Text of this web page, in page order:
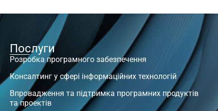
Послуги
Розробка програмного забезпечення
Консалтинг у сфері інформаційних технологій
Впровадження та підтримка програмних продуктів
та проектів